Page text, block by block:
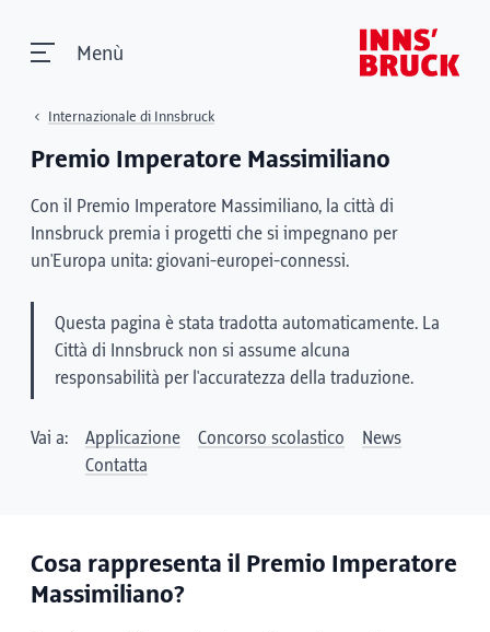
Menù
Internazionale di Innsbruck
Premio Imperatore Massimiliano
Con il Premio Imperatore Massimiliano, la città di
Innsbruck premia i progetti che si impegnano per
un'Europa unita: giovani-europei-connessi.
Questa pagina è stata tradotta automaticamente. La
Città di Innsbruck non si assume alcuna
responsabilità per l'accuratezza della traduzione.
Vai a: Applicazione Concorso scolastico
News
Contatta
Cosa rappresenta il Premio Imperatore
Massimiliano?